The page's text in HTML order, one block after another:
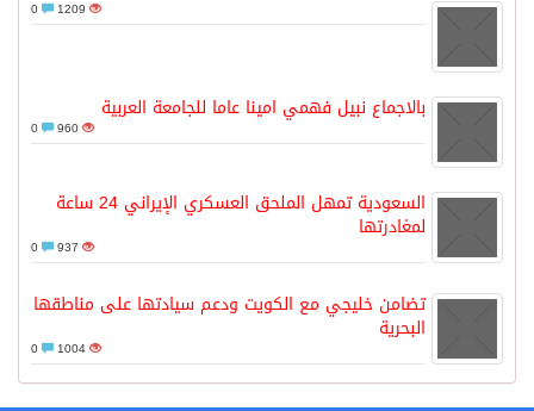
1209
بالاجماع نبيل فهمي امينا عاما للجامعة العربية
960
السعودية تمهل الملحق العسكري الإيراني 24 ساعة
لمغادرتها
937
تضامن خليجي مع الكويت ودعم سيادتها على مناطقها
البحرية
1004